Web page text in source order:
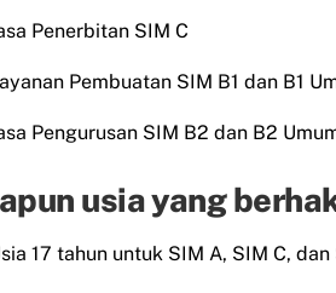
Penerbitan SIM C
Pembuatan SIM B1 dan B1
Pengurusan SIM B2 dan B2
usia yang
17 tahun untuk SIM A, SIM C, dan